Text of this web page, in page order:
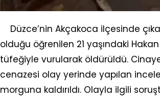
Düzce’nin Akçakoca ilçesinde
olduğu öğrenilen 21 yaşındaki
tüfeğiyle vurularak öldürüldü.
cenazesi olay yerinde yapılan
morguna kaldırıldı. Olayla ilgili